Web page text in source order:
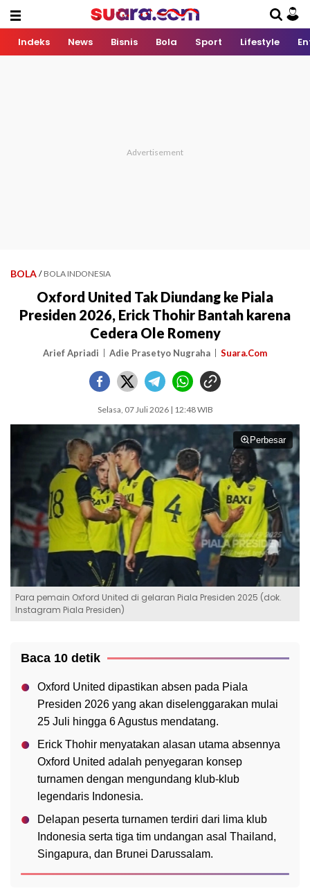
Indeks News Bisnis Bola Sport Lifestyle
BOLA / BOLA INDONESIA
Oxford United Tak Diundang ke Piala
Presiden 2026, Erick Thohir Bantah karena
Cedera Ole Romeny
Arief Apriadi Adie Prasetyo Nugraha Suara.Com
Selasa, 07 Juli 2026 | 12:48 WIB
Perbesar
Para pemain Oxford United di gelaran Piala Presiden 2025 (dok.
Instagram Piala Presiden)
Baca 10 detik
Oxford United dipastikan absen pada Piala
Presiden 2026 yang akan diselenggarakan mulai
25 Juli hingga 6 Agustus mendatang.
Erick Thohir menyatakan alasan utama absennya
Oxford United adalah penyegaran konsep
turnamen dengan mengundang klub-klub
legendaris Indonesia.
Delapan peserta turnamen terdiri dari lima klub
Indonesia serta tiga tim undangan asal Thailand,
Singapura, dan Brunei Darussalam.